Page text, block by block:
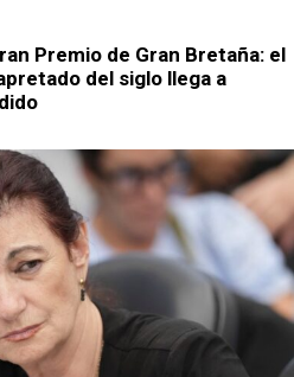
Premio de Gran Bretaña: el
del siglo llega a